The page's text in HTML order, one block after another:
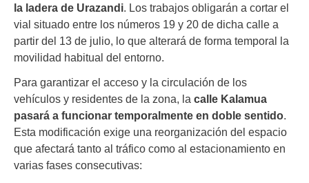
la ladera de Urazandi. Los trabajos obligarán a cortar el
vial situado entre los números 19 y 20 de dicha calle a
partir del 13 de julio, lo que alterará de forma temporal la
movilidad habitual del entorno.
Para garantizar el acceso y la circulación de los
vehículos y residentes de la zona, la calle Kalamua
pasará a funcionar temporalmente en doble sentido.
Esta modificación exige una reorganización del espacio
que afectará tanto al tráfico como al estacionamiento en
varias fases consecutivas: